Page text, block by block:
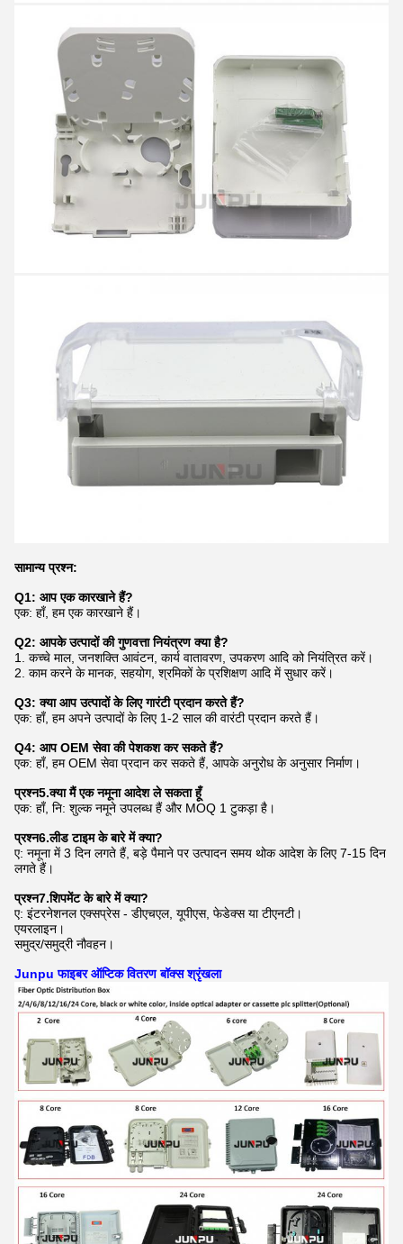
सामान्य प्रश्न:
Q1: आप एक कारखाने हैं?
एक: हाँ, हम एक कारखाने हैं।
Q2: आपके उत्पादों की गुणवत्ता नियंत्रण क्या है?
1. कच्चे माल, जनशक्ति आवंटन, कार्य वातावरण, उपकरण आदि को नियंत्रित करें।
2. काम करने के मानक, सहयोग, श्रमिकों के प्रशिक्षण आदि में सुधार करें।
Q3: क्या आप उत्पादों के लिए गारंटी प्रदान करते हैं?
एक: हाँ, हम अपने उत्पादों के लिए 1-2 साल की वारंटी प्रदान करते हैं।
Q4: आप OEM सेवा की पेशकश कर सकते हैं?
एक: हाँ, हम OEM सेवा प्रदान कर सकते हैं, आपके अनुरोध के अनुसार निर्माण।
प्रश्न5.क्या मैं एक नमूना आदेश ले सकता हूँ
एक: हाँ, नि: शुल्क नमूने उपलब्ध हैं और MOQ 1 टुकड़ा है।
प्रश्न6.लीड टाइम के बारे में क्या?
ए: नमूना में 3 दिन लगते हैं, बड़े पैमाने पर उत्पादन समय थोक आदेश के लिए 7-15 दिन
लगते हैं।
प्रश्न7.शिपमेंट के बारे में क्या?
ए: इंटरनेशनल एक्सप्रेस - डीएचएल, यूपीएस, फेडेक्स या टीएनटी।
एयरलाइन।
समुद्र/समुद्री नौवहन।
Junpu फाइबर ऑप्टिक वितरण बॉक्स श्रृंखला